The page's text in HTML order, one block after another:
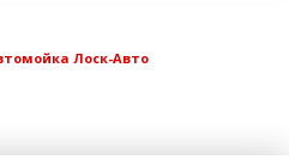
Лоск-Авто